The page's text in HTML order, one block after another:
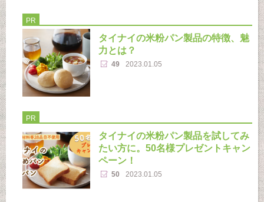
PR
タイナイの米粉パン製品の特徴、魅
力とは？
49 2023.01.05
PR
タイナイの米粉パン製品を試してみ
たい方に。50名様プレゼントキャン
ペーン！
50 2023.01.05